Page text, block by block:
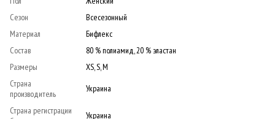
Сезон
Всесезонный
Материал
Бифлекс
Состав
80 % полиамид, 20 % эластан
Размеры
XS, S, M
Страна
производитель
Украина
Страна регистрации
Украина